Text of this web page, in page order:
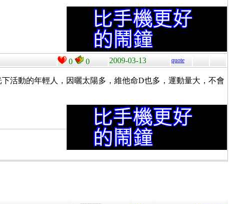
0 0 2009-03-13 quote
活動的年輕人，因曬太陽多，維他命D也多，運動量大，不會